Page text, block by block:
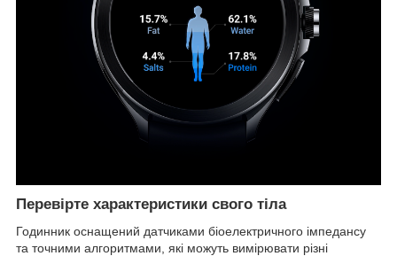
Перевірте характеристики свого тіла
Годинник оснащений датчиками біоелектричного імпедансу
та точними алгоритмами, які можуть вимірювати різні